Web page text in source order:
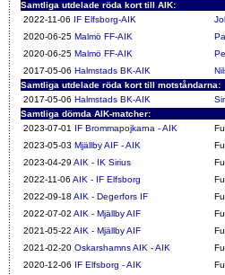
Samtliga utdelade röda kort till AIK:
2022-11-06 IF Elfsborg-AIK
2020-06-25 Malmö FF-AIK
2020-06-25 Malmö FF-AIK
2017-05-06 Halmstads BK-AIK
Samtliga utdelade röda kort till motståndarna:
2017-05-06 Halmstads BK-AIK
Samtliga dömda AIK-matcher:
2023-07-01 IF Brommapojkarna - AIK
2023-05-03 Mjällby AIF - AIK
2023-04-29 AIK - IK Sirius
2022-11-06 AIK - IF Elfsborg
2022-09-18 AIK - Degerfors IF
2022-07-02 AIK - Mjällby AIF
2021-05-22 AIK - Mjällby AIF
2021-02-20 Oskarshamns AIK - AIK
2020-12-06 IF Elfsborg - AIK